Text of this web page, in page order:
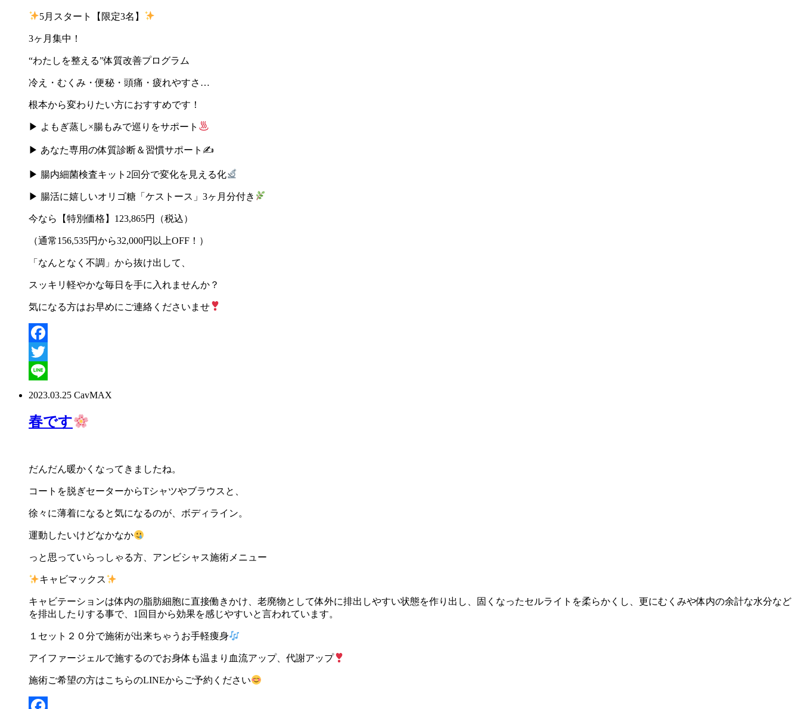
5月スタート【限定3名】
3ヶ月集中！
“わたしを整える”体質改善プログラム
冷え・むくみ・便秘・頭痛・疲れやすさ …
根本から変わりたい方におすすめです！
▶ よもぎ蒸し×腸もみで巡りをサポート
▶ あなた専用の体質診断＆習慣サポート ✍️
▶ 腸内細菌検査キット 2回分で変化を見える化
▶ 腸活に嬉しいオリゴ糖「ケストース」 3ヶ月分付き
今なら【特別価格】 123,865円（税込）
（通常156,535円から32,000円以上OFF ！）
「なんとなく不調」から抜け出して、
スッキリ軽やかな毎日を手に入れませんか？
気になる方はお早めにご連絡くださいませ
Facebook
Twitter
Line
2023.03.25 CavMAX
春です
だんだん暖かくなってきましたね。
コートを脱ぎセーターからTシャツやブラウスと、
徐々に薄着になると気になるのが、ボディライン。
運動したいけどなかなか
っと思っていらっしゃる方、アンビシャス施術メニュー
キャビマックス
キャビテーションは体内の脂肪細胞に直接働きかけ、老廃物として体外に排出しやすい状態を作り出し、固くなったセルライトを柔らかくし、更にむくみや体内の余計な水分など
を排出したりする事で、 1 回目から効果を感じやすいと言われています。
１セット２０分で施術が出来ちゃうお手軽痩身
アイファージェルで施するのでお身体も温まり血流アップ、代謝アップ
施術ご希望の方はこちらのLINEからご予約ください